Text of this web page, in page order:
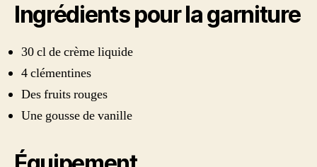
Ingrédients pour la garniture
30 cl de crème liquide
4 clémentines
Des fruits rouges
Une gousse de vanille